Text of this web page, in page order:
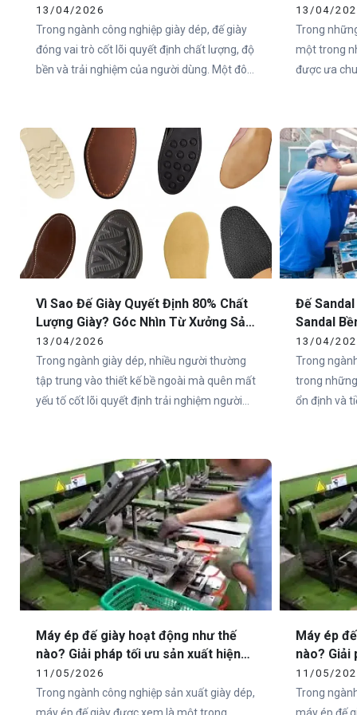
Nghiệp Tại Việt Nam
13/04/2026
Trong ngành công nghiệp giày dép, đế giày
đóng vai trò cốt lõi quyết định chất lượng, độ
bền và trải nghiệm của người dùng. Một đôi
trường. Chính vì vậy, việc lựa chọn xưởng
sản xuất đế giày thể thao uy tín là yếu tố
sống còn đối với các thương hiệu.
Toàn
13/04/
Trong
một trong
được ưa
trọng nhất
Vì Sao Đế Giày Quyết Định 80% Chất
Lượng Giày? Góc Nhìn Từ Xưởng Sản
Xuất
13/04/2026
Trong ngành giày dép, nhiều người thường
tập trung vào thiết kế bề ngoài mà quên mất
yếu tố cốt lõi quyết định trải nghiệm người
đến từ phần đế.
Đế
Sandal
Cho
13/04/
Trong
trong
ổn định và
không nằm
ngoài, mà
Máy ép đế giày hoạt động như thế
nào? Giải pháp tối ưu sản xuất hiện
đại cùng Vietcha
11/05/2026
Trong ngành công nghiệp sản xuất giày dép,
Máy ép
nào? Giải
đại cùng
11/05/
Trong